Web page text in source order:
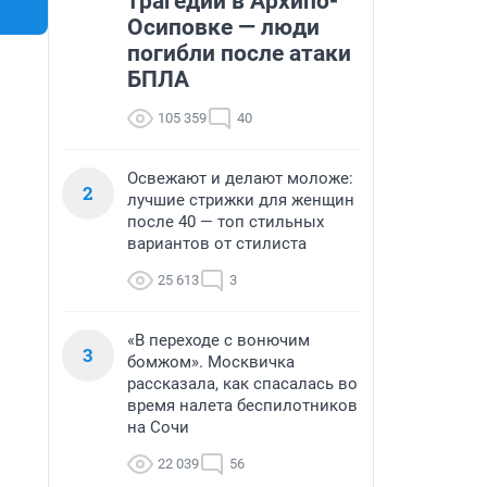
Осиповке — люди
погибли после атаки
БПЛА
105 359 40
2
Освежают и делают моложе:
лучшие стрижки для женщин
после 40 — топ стильных
вариантов от стилиста
25 613 3
3
«В переходе с вонючим
бомжом». Москвичка
рассказала, как спасалась во
время налета беспилотников
на Сочи
22 039 56